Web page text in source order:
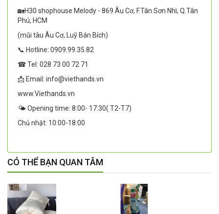
🏡H30 shophouse Melody - 869 Âu Cơ, F.Tân Sơn Nhì, Q.Tân
Phú, HCM
(mũi tàu Âu Cơ, Luỹ Bán Bích)
📞 Hotline: 0909.99.35.82
☎ Tel: 028 73 00 72 71
📩 Email: info@viethands.vn
www.Viethands.vn
🌤️ Opening time: 8:00- 17:30( T2-T7)
Chủ nhật: 10:00-18:00
CÓ THỂ BẠN QUAN TÂM